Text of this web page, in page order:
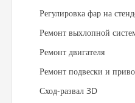
Регулировка фар на
Ремонт выхлопной
Ремонт двигателя
Ремонт подвески и
Сход-развал 3D